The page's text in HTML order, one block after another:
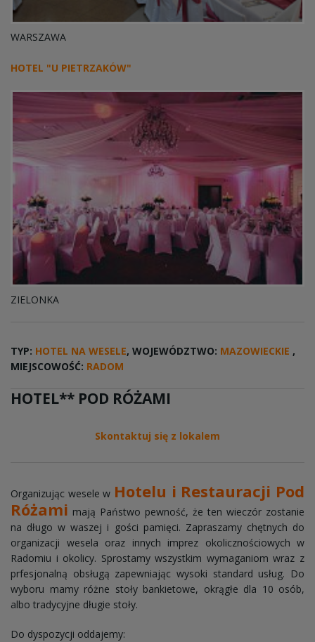
WARSZAWA
HOTEL "U PIETRZAKÓW"
ZIELONKA
TYP: HOTEL NA WESELE, WOJEWÓDZTWO: MAZOWIECKIE ,
MIEJSCOWOŚĆ: RADOM
HOTEL** POD RÓŻAMI
Skontaktuj się z lokalem
Organizując wesele w Hotelu i Restauracji Pod
Różami mają Państwo pewność, że ten wieczór zostanie
na długo w waszej i gości pamięci. Zapraszamy chętnych do
organizacji wesela oraz innych imprez okolicznościowych w
Radomiu i okolicy. Sprostamy wszystkim wymaganiom wraz z
prfesjonalną obsługą zapewniając wysoki standard usług. Do
wyboru mamy różne stoły bankietowe, okrągłe dla 10 osób,
albo tradycyjne długie stoły.
Do dyspozycji oddajemy: